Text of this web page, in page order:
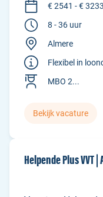
€ 2541 - € 3233
8 - 36 uur
Almere
Flexibel in
MBO 2...
Bekijk vacature
Helpende Plus VVT |